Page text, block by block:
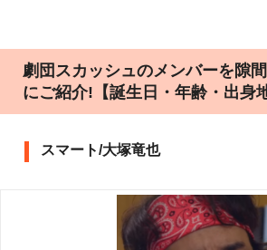
劇団スカッシュのメンバーを隙
にご紹介!【誕生日・年齢・出身
スマート/大塚竜也